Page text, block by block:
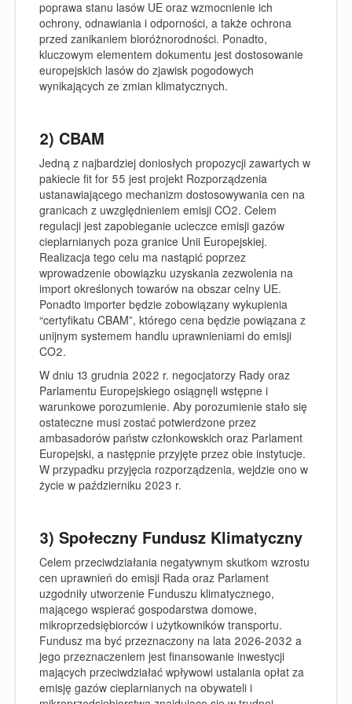
poprawa stanu lasów UE oraz wzmocnienie ich
ochrony, odnawiania i odporności, a także ochrona
przed zanikaniem bioróżnorodności. Ponadto,
kluczowym elementem dokumentu jest dostosowanie
europejskich lasów do zjawisk pogodowych
wynikających ze zmian klimatycznych.
2) CBAM
Jedną z najbardziej doniosłych propozycji zawartych w
pakiecie fit for 55 jest projekt Rozporządzenia
ustanawiającego mechanizm dostosowywania cen na
granicach z uwzględnieniem emisji CO2. Celem
regulacji jest zapobieganie ucieczce emisji gazów
cieplarnianych poza granice Unii Europejskiej.
Realizacja tego celu ma nastąpić poprzez
wprowadzenie obowiązku uzyskania zezwolenia na
import określonych towarów na obszar celny UE.
Ponadto importer będzie zobowiązany wykupienia
“certyfikatu CBAM”, którego cena będzie powiązana z
unijnym systemem handlu uprawnieniami do emisji
CO2.
W dniu 13 grudnia 2022 r. negocjatorzy Rady oraz
Parlamentu Europejskiego osiągnęli wstępne i
warunkowe porozumienie. Aby porozumienie stało się
ostateczne musi zostać potwierdzone przez
ambasadorów państw członkowskich oraz Parlament
Europejski, a następnie przyjęte przez obie instytucje.
W przypadku przyjęcia rozporządzenia, wejdzie ono w
życie w październiku 2023 r.
3) Społeczny Fundusz Klimatyczny
Celem przeciwdziałania negatywnym skutkom wzrostu
cen uprawnień do emisji Rada oraz Parlament
uzgodniły utworzenie Funduszu klimatycznego,
mającego wspierać gospodarstwa domowe,
mikroprzedsiębiorców i użytkowników transportu.
Fundusz ma być przeznaczony na lata 2026-2032 a
jego przeznaczeniem jest finansowanie inwestycji
mających przeciwdziałać wpływowi ustalania opłat za
emisję gazów cieplarnianych na obywateli i